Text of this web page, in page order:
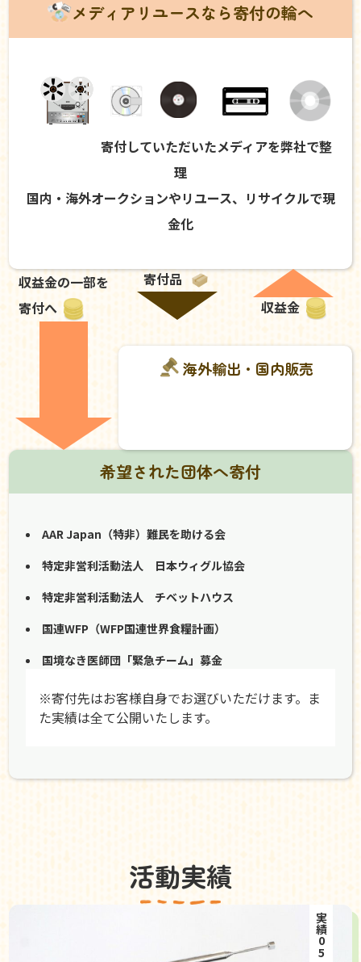
メディアリユースなら寄付の輪へ
寄付していただいたメディアを弊社で整
理
国内・海外オークションやリユース、リサイクルで現
金化
収益金の一部を
寄付へ
寄付品
収益金
海外輸出・国内販売
希望された団体へ寄付
AAR Japan（特非）難民を助ける会
特定非営利活動法人 日本ウィグル協会
特定非営利活動法人 チベットハウス
国連WFP（WFP国連世界食糧計画）
国境なき医師団「緊急チーム」募金
※寄付先はお客様自身でお選びいただけます。ま
た実績は全て公開いたします。
活動実績
実績05